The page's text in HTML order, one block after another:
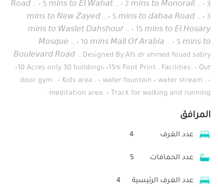
𝘙𝘰𝘢𝘥 .. • 5 𝘮𝘪𝘯𝘴 𝘵𝘰 𝘌𝘭 𝘞𝘢𝘩𝘢𝘵 .. • 2 𝘮𝘪𝘯𝘴 𝘵𝘰 𝘔𝘰𝘯𝘰𝘳𝘢𝘪𝘭 .. • 3
𝘮𝘪𝘯𝘴 𝘵𝘰 𝘕𝘦𝘸 𝘡𝘢𝘺𝘦𝘥 .. • 5 𝘮𝘪𝘯𝘴 𝘵𝘰 𝘥𝘢𝘣𝘢𝘢 𝘙𝘰𝘢𝘥 .. • 3
𝘮𝘪𝘯𝘴 𝘵𝘰 𝘞𝘢𝘴𝘭𝘦𝘵 𝘋𝘢𝘩𝘴𝘩𝘰𝘶𝘳 .. • 15 𝘮𝘪𝘯𝘴 𝘵𝘰 𝘌𝘭 𝘏𝘰𝘴𝘢𝘳𝘺
𝘔𝘰𝘴𝘲𝘶𝘦 .. • 10 𝘮𝘪𝘯𝘴 𝘔𝘢𝘭𝘭 𝘖𝘧 𝘈𝘳𝘢𝘣𝘪𝘢 .. • 5 𝘮𝘪𝘯𝘴 𝘵𝘰
𝘉𝘰𝘶𝘭𝘦𝘷𝘢𝘳𝘥 𝘙𝘰𝘢𝘥 .. Designed By:Afs dr ahmed fouad sabry
•10 Acres only 30 buildings •15% Foot Print . Facilities: • Out
door gym . • Kids area . • water fountain • water stream . •
meditation area. • Track for walking and running .
المرافق
عدد الغرف 4
عدد الحمامات 5
عدد الغرف الرئيسية 4